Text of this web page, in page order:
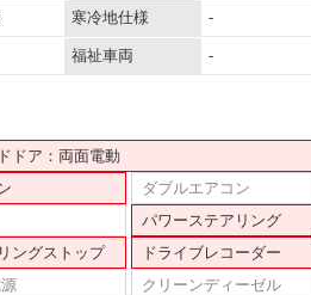
寒冷地仕様 -
福祉車両 -
ドア：両面電動
ダブルエアコン
パワーステアリング
ングストップ
ドライブレコーダー
クリーンディーゼル